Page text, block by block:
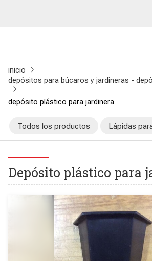
inicio
depósitos para búcaros y jardineras -
depósito plástico para jardinera
Todos los productos Lápidas
Depósito plástico para